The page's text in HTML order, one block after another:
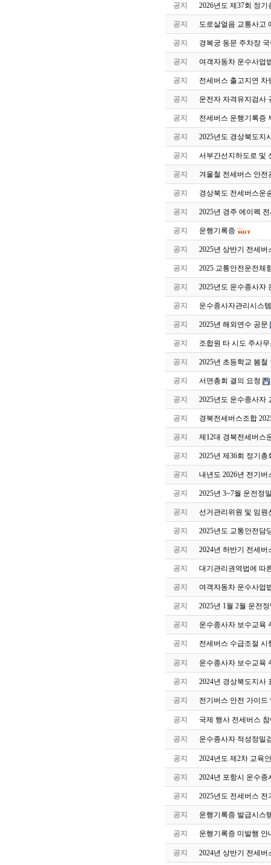
공지 2026년도 제37회 정기
공지 도로살얼음 교통사고
공지 경복궁 동문 주차장
공지 여객자동차 운수사업
공지 전세버스 출고지연 차
공지 운전자 자격유지검사
공지 전세버스 운행기록증
공지 2025년도 경상북도지
공지 서부간선지하도로 및
공지 겨울철 전세버스 안전
공지 경상북도 전세버스운
공지 2025년 경주 에이펙
공지 운행기록증
공지 2025년 상반기 전세
공지 2025 교통안전운전체
공지 2025년도 운수종사자
공지 운수종사자관리시스
공지 2025년 해외연수 공문
공지 조합원 타 시도 주사
공지 2025년 초등학교 봄
공지 서면총회 결의 요청
공지 2025년도 운수종사자
공지 경북전세버스조합
공지 제12대 경북전세버스
공지 2025년 제36회 정기총
공지 내년도 2026년 전기
공지 2025년 3~7월 운전정
공지 선거관리위원 및 임원
공지 2025년도 교통안전담
공지 2024년 하반기 전세
공지 대기관리권역법에 따
공지 여객자동차 운수사업
공지 2025년 1월 2월 운전
공지 운수종사자 보수교육
공지 전세버스 수급조절 시
공지 운수종사자 보수교육
공지 2024년 경상북도지사
공지 전기버스 안전 가이드
공지 국제 행사 전세버스
공지 운수종사자 적성정밀
공지 2024년도 제2차 교육
공지 2024년 포항시 운수
공지 2025년도 전세버스
공지 운행기록증 발급시스
공지 운행기록증 미발행 안
공지 2024년 상반기 전세